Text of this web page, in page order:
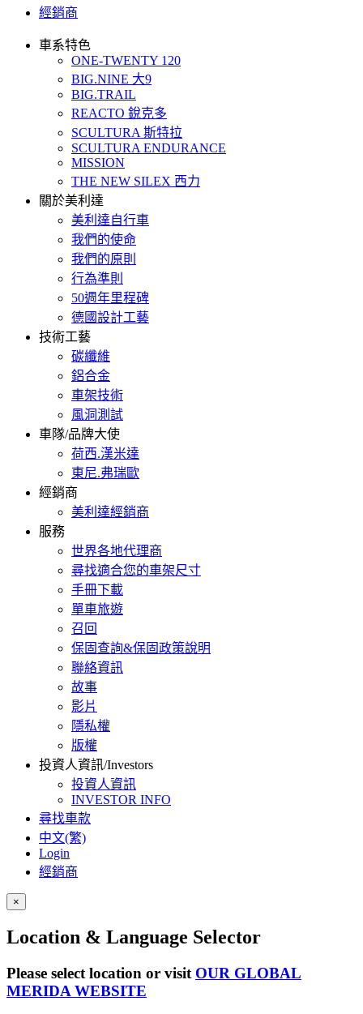
經銷商
車系特色
ONE-TWENTY 120
BIG.NINE 大9
BIG.TRAIL
REACTO 銳克多
SCULTURA 斯特拉
SCULTURA ENDURANCE
MISSION
THE NEW SILEX 西力
關於美利達
美利達自行車
我們的使命
我們的原則
行為準則
50週年里程碑
德國設計工藝
技術工藝
碳纖維
鋁合金
車架技術
風洞測試
車隊/品牌大使
荷西.漢米達
東尼.弗瑞歐
經銷商
美利達經銷商
服務
世界各地代理商
尋找適合您的車架尺寸
手冊下載
單車旅遊
召回
保固查詢&保固政策說明
聯絡資訊
故事
影片
隱私權
版權
投資人資訊/Investors
投資人資訊
INVESTOR INFO
尋找車款
中文(繁)
Login
經銷商
×
Location & Language Selector
Please select location or visit OUR GLOBAL
MERIDA WEBSITE